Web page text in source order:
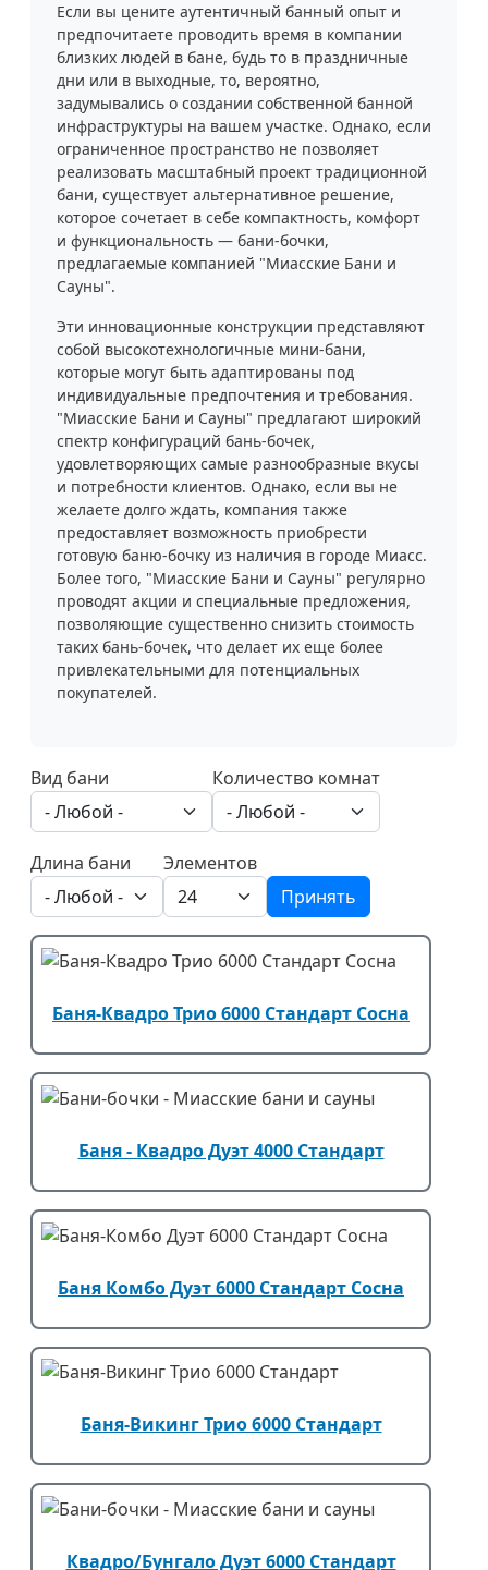
Если вы цените аутентичный банный опыт и
предпочитаете проводить время в компании
близких людей в бане, будь то в праздничные
дни или в выходные, то, вероятно,
задумывались о создании собственной банной
инфраструктуры на вашем участке. Однако, если
ограниченное пространство не позволяет
реализовать масштабный проект традиционной
бани, существует альтернативное решение,
которое сочетает в себе компактность, комфорт
и функциональность — бани-бочки,
предлагаемые компанией "Миасские Бани и
Сауны".
Эти инновационные конструкции представляют
собой высокотехнологичные мини-бани,
которые могут быть адаптированы под
индивидуальные предпочтения и требования.
"Миасские Бани и Сауны" предлагают широкий
спектр конфигураций бань-бочек,
удовлетворяющих самые разнообразные вкусы
и потребности клиентов. Однако, если вы не
желаете долго ждать, компания также
предоставляет возможность приобрести
готовую баню-бочку из наличия в городе Миасс.
Более того, "Миасские Бани и Сауны" регулярно
проводят акции и специальные предложения,
позволяющие существенно снизить стоимость
таких бань-бочек, что делает их еще более
привлекательными для потенциальных
покупателей.
Вид бани Количество комнат
Длина бани
Элементов
Принять
Баня-Квадро Трио 6000 Стандарт Сосна
Баня - Квадро Дуэт 4000 Стандарт
Баня Комбо Дуэт 6000 Стандарт Сосна
Баня-Викинг Трио 6000 Стандарт
Квадро/Бунгало Дуэт 6000 Стандарт